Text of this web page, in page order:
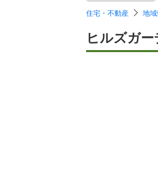
住宅・不動産 地
ヒルズガ